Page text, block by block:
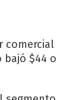
comercial
bajó $44 o